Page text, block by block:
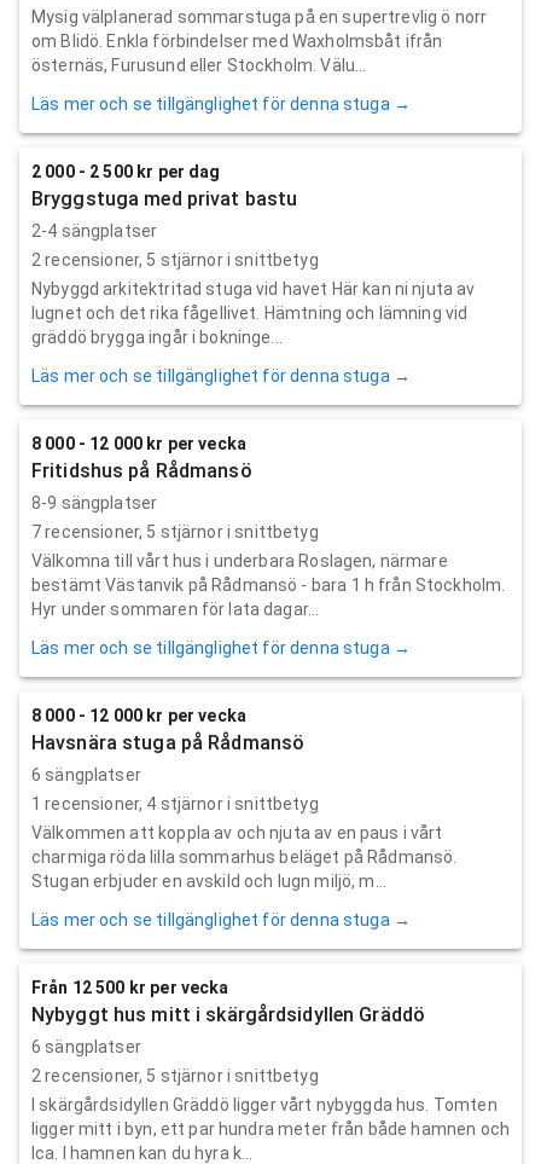
Mysig välplanerad sommarstuga på en supertrevlig ö norr
om Blidö. Enkla förbindelser med Waxholmsbåt ifrån
östernäs, Furusund eller Stockholm. Välu...
Läs mer och se tillgänglighet för denna stuga →
2 000 - 2 500 kr per dag
Bryggstuga med privat bastu
2-4 sängplatser
2 recensioner, 5 stjärnor i snittbetyg
Nybyggd arkitektritad stuga vid havet Här kan ni njuta av
lugnet och det rika fågellivet. Hämtning och lämning vid
gräddö brygga ingår i bokninge...
Läs mer och se tillgänglighet för denna stuga →
8 000 - 12 000 kr per vecka
Fritidshus på Rådmansö
8-9 sängplatser
7recensioner, 5 stjärnor i snittbetyg
Välkomna till vårt hus i underbara Roslagen, närmare
bestämt Västanvik på Rådmansö - bara 1 h från Stockholm.
Hyr under sommaren för lata dagar...
Läs mer och se tillgänglighet för denna stuga →
8 000 - 12 000 kr per vecka
Havsnära stuga på Rådmansö
6 sängplatser
1 recensioner, 4 stjärnor i snittbetyg
Välkommen att koppla av och njuta av en paus i vårt
charmiga röda lilla sommarhus beläget på Rådmansö.
Stugan erbjuder en avskild och lugn miljö, m...
Läs mer och se tillgänglighet för denna stuga →
Från 12 500 kr per vecka
Nybyggt hus mitt i skärgårdsidyllen Gräddö
6 sängplatser
2 recensioner, 5 stjärnor i snittbetyg
I skärgårdsidyllen Gräddö ligger vårt nybyggda hus. Tomten
ligger mitt i byn, ett par hundra meter från både hamnen och
Ica. I hamnen kan du hyra k...